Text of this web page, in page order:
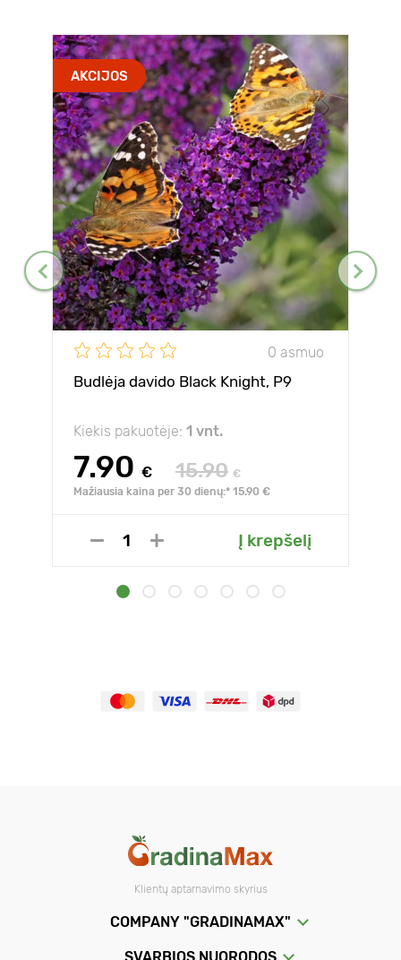
AKCIJOS
0 asmuo
Budlėja davido Black Knight, P9
Kiekis pakuotėje: 1 vnt.
7.90 € 15.90 €
Mažiausia kaina per 30 dienų:* 15.90 €
Į krepšelį
Klientų aptarnavimo skyrius
COMPANY "GRADINAMAX"
SVARBIOS NUORODOS